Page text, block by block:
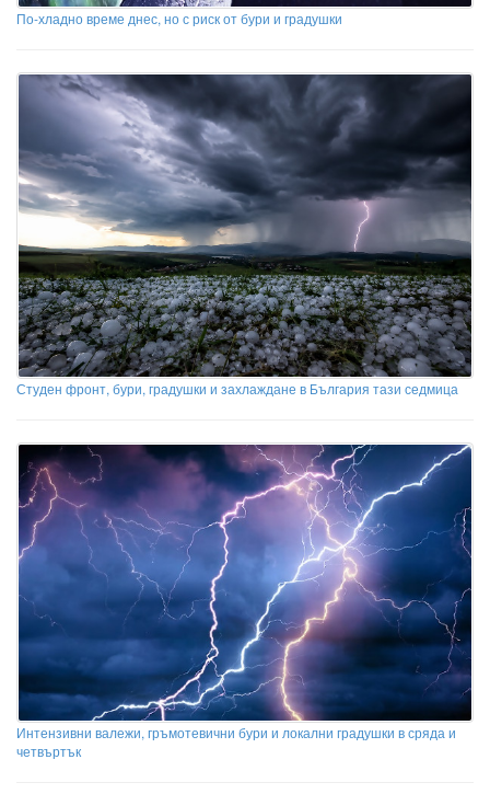
По-хладно време днес, но с риск от бури и градушки
Студен фронт, бури, градушки и захлаждане в България тази седмица
Интензивни валежи, гръмотевични бури и локални градушки в сряда и
четвъртък